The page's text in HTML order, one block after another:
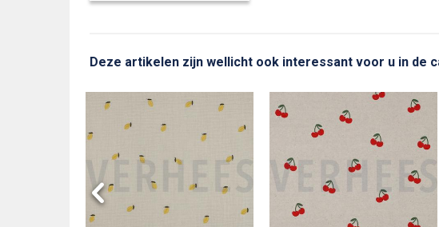
Deze artikelen zijn wellicht ook interessant voor u in de